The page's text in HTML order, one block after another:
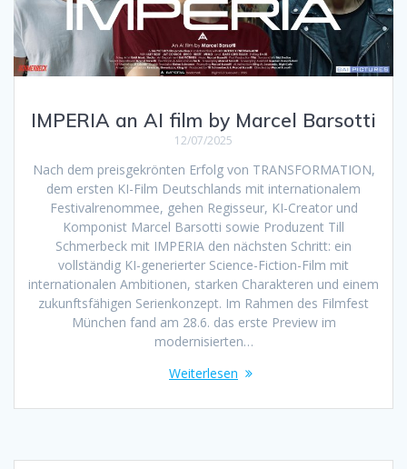
IMPERIA an AI film by Marcel Barsotti
12/07/2025
Nach dem preisgekrönten Erfolg von TRANSFORMATION,
dem ersten KI-Film Deutschlands mit internationalem
Festivalrenommee, gehen Regisseur, KI-Creator und
Komponist Marcel Barsotti sowie Produzent Till
Schmerbeck mit IMPERIA den nächsten Schritt: ein
vollständig KI-generierter Science-Fiction-Film mit
internationalen Ambitionen, starken Charakteren und einem
zukunftsfähigen Serienkonzept. Im Rahmen des Filmfest
München fand am 28.6. das erste Preview im
modernisierten…
Weiterlesen